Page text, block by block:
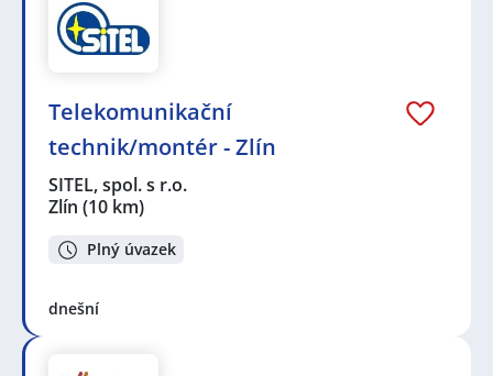
Telekomunikační
technik/montér - Zlín
SITEL, spol. s r.o.
Zlín (10 km)
Plný úvazek
dnešní